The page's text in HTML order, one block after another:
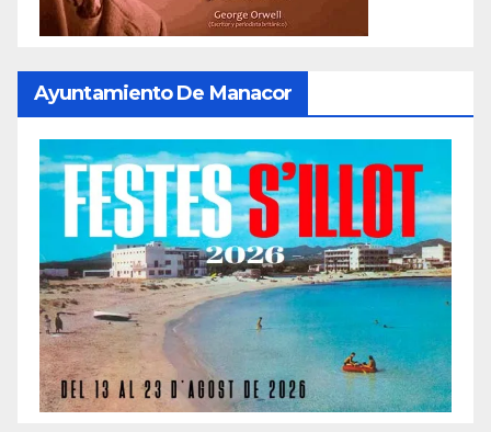
Ayuntamiento De Manacor